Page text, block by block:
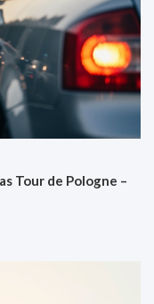
Tour de Pologne –